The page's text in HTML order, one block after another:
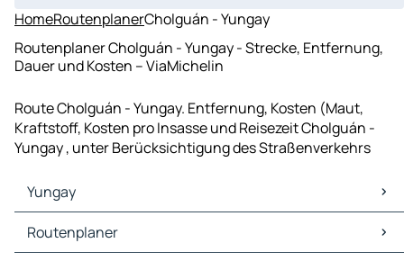
HomeRoutenplanerCholguán - Yungay
Routenplaner Cholguán - Yungay - Strecke, Entfernung,
Dauer und Kosten – ViaMichelin
Route Cholguán - Yungay. Entfernung, Kosten (Maut,
Kraftstoff, Kosten pro Insasse und Reisezeit Cholguán -
Yungay , unter Berücksichtigung des Straßenverkehrs
Yungay
Yungay Karten Stadtplan
Yungay Verkehr
Routenplaner